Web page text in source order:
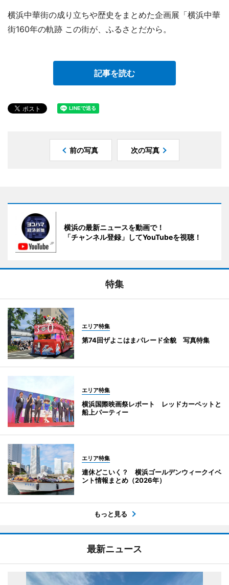
横浜中華街の成り立ちや歴史をまとめた企画展「横浜中華
街160年の軌跡 この街が、ふるさとだから。
記事を読む
前の写真 次の写真
横浜の最新ニュースを動画で！
「チャンネル登録」してYouTubeを視聴！
特集
エリア特集
第74回ザよこはまパレード全貌 写真特集
エリア特集
横浜国際映画祭レポート レッドカーペットと
船上パーティー
エリア特集
連休どこいく？ 横浜ゴールデンウィークイベ
ント情報まとめ（2026年）
もっと見る
最新ニュース